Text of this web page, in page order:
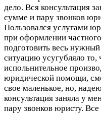
дело. Вся консультация
сумме и пару звонков
Пользовался услугами
при оформлении
подготовить весь
ситуацию усугубляло
испольнительное
юридической помощи,
свое маленькое, но,
консультация заняла у
пару звонков юристу.